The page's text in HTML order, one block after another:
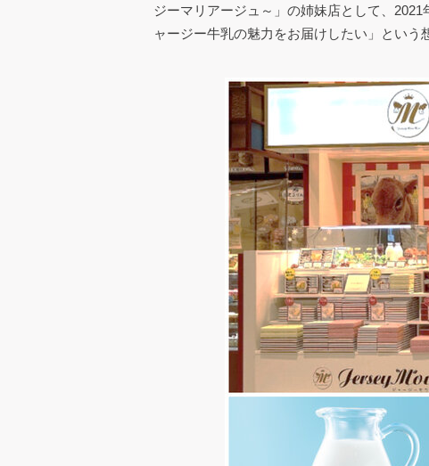
ジーマリアージュ～」の姉妹店として、
ャージー牛乳の魅力をお届けしたい」という